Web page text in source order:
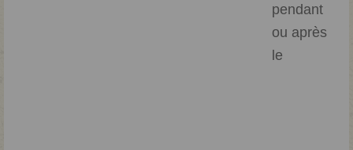
pendant
ou après
le